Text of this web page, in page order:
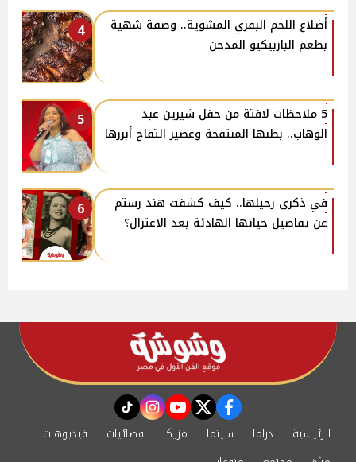
4
أضلاع اللحم البقري المشوية.. وصفة شهية
بطعم الباربيكيو المدخن
5
5 ملاحظات لافتة من حفل شيرين عبد
الوهاب.. بطنها المنتفخة وعصير التفاح أبرزها
6
في ذكرى رحيلها.. كيف كشفت هند رستم
عن تفاصيل حياتها الهادئة بعد الاعتزال؟
facebook
twitter
youtube
instagram
tiktok
الرئيسية دراما سينما مزيكا فضائيات
فيديوهات